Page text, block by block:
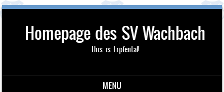
Homepage des SV Wachbach
This is Erpfental!
MENU